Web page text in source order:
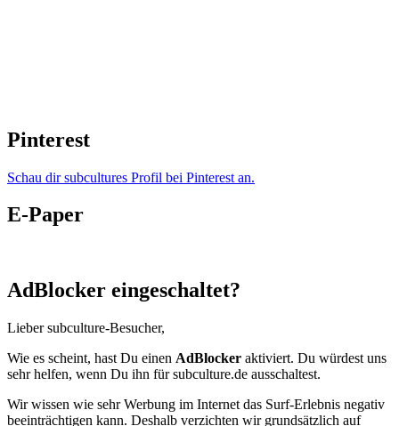
Pinterest
Schau dir subcultures Profil bei Pinterest an.
E-Paper
AdBlocker eingeschaltet?
Lieber subculture-Besucher,
Wie es scheint, hast Du einen AdBlocker aktiviert. Du würdest uns
sehr helfen, wenn Du ihn für subculture.de ausschaltest.
Wir wissen wie sehr Werbung im Internet das Surf-Erlebnis negativ
beeinträchtigen kann. Deshalb verzichten wir grundsätzlich auf